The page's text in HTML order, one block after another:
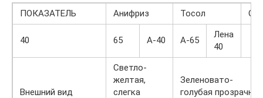
ПОКАЗАТЕЛЬ Анифриз Тосол Ож
40 65 А-40 А-65
Лена
40
Внешний вид
Светло-
желтая,
слегка
Зеленовато-
голубая прозрачная